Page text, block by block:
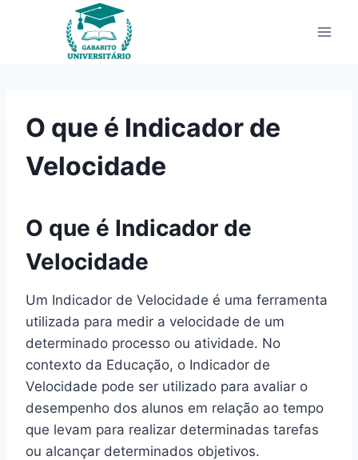
O que é Indicador de
Velocidade
O que é Indicador de
Velocidade
Um Indicador de Velocidade é uma ferramenta
utilizada para medir a velocidade de um
determinado processo ou atividade. No
contexto da Educação, o Indicador de
Velocidade pode ser utilizado para avaliar o
desempenho dos alunos em relação ao tempo
que levam para realizar determinadas tarefas
ou alcançar determinados objetivos.